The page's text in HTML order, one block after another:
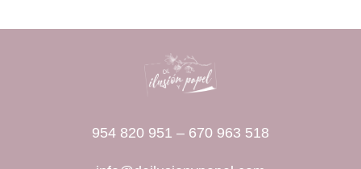
954 820 951 – 670 963 518